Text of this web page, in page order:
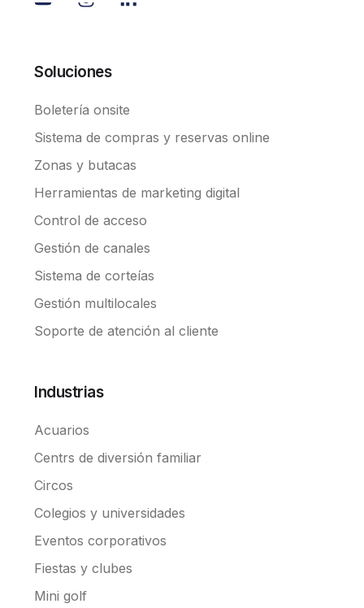
Soluciones
Boletería onsite
Sistema de compras y reservas online
Zonas y butacas
Herramientas de marketing digital
Control de acceso
Gestión de canales
Sistema de corteías
Gestión multilocales
Soporte de atención al cliente
Industrias
Acuarios
Centrs de diversión familiar
Circos
Colegios y universidades
Eventos corporativos
Fiestas y clubes
Mini golf